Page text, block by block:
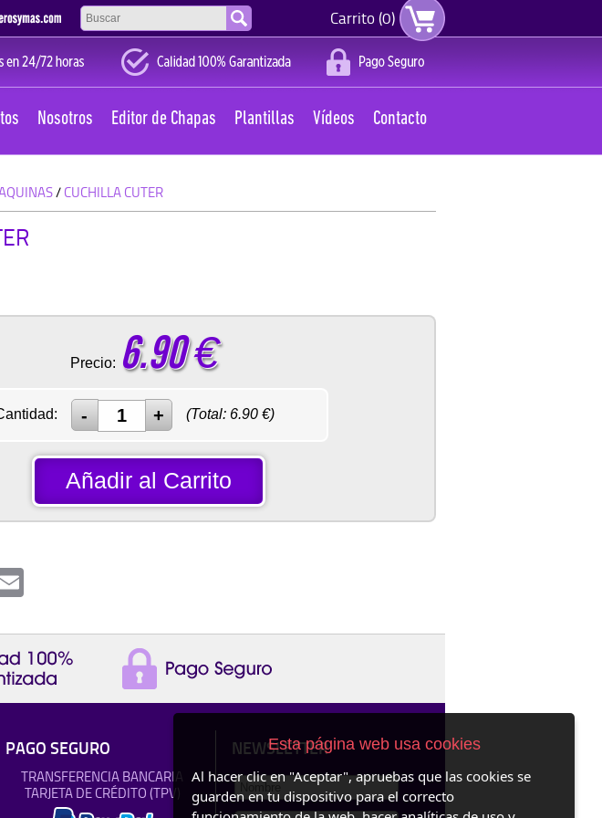
Carrito (0)
Nosotros Editor de Chapas Plantillas Vídeos Contacto
/CUCHILLA CUTER
Precio: 6.90€
(Total: 6.90€)
Añadir al Carrito
PAGO SEGURO
TRANSFERENCIA BANCARIA
TARJETA DE CRÉDITO (TPV)
NEWSLETTER
Esta página web usa cookies
Al hacer clic en "Aceptar", apruebas que las cookies se
guarden en tu dispositivo para el correcto